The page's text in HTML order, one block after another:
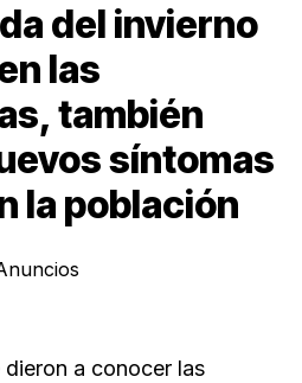
del invierno
las
también
síntomas
la población
a conocer las